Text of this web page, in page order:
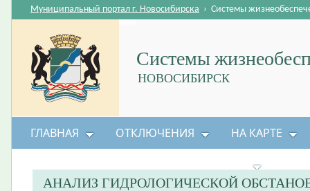
Системы
НОВОСИБИРСК
Муниципальный портал г. Новосибирска › Системы
ГЛАВНАЯ ОТКЛЮЧЕНИЯ НА КАРТЕ
АНАЛИЗ ГИДРОЛОГИЧЕСКОЙ